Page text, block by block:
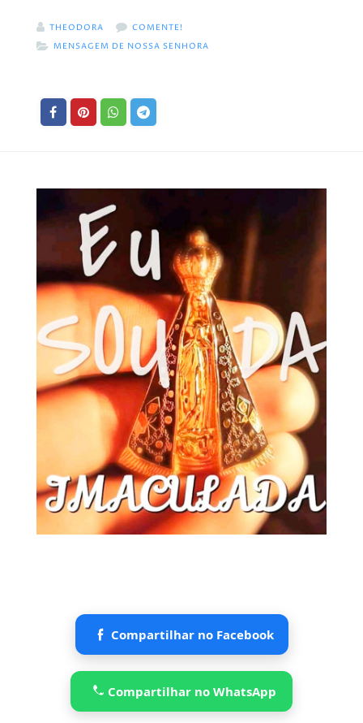
THEODORA
COMENTE!
MENSAGEM DE NOSSA SENHORA
Compartilhar no Facebook
Compartilhar no WhatsApp